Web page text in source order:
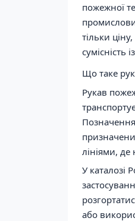
пожежної
тільки
сумісність
Що таке
Рукав
лініями,
У каталозі
або